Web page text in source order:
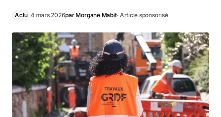
Actu 4 mars 2026par Morgane Mabit· Article sponsorisé